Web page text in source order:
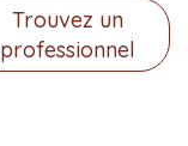
Trouvez un
professionnel